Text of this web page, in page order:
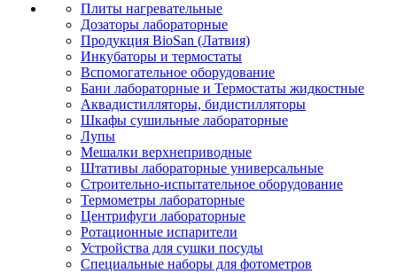
Плиты нагревательные
Дозаторы лабораторные
Продукция BioSan (Латвия)
Инкубаторы и термостаты
Вспомогательное оборудование
Бани лабораторные и Термостаты жидкостные
Аквадистилляторы, бидистилляторы
Шкафы сушильные лабораторные
Лупы
Мешалки верхнеприводные
Штативы лабораторные универсальные
Строительно-испытательное оборудование
Термометры лабораторные
Центрифуги лабораторные
Ротационные испарители
Устройства для сушки посуды
Специальные наборы для фотометров